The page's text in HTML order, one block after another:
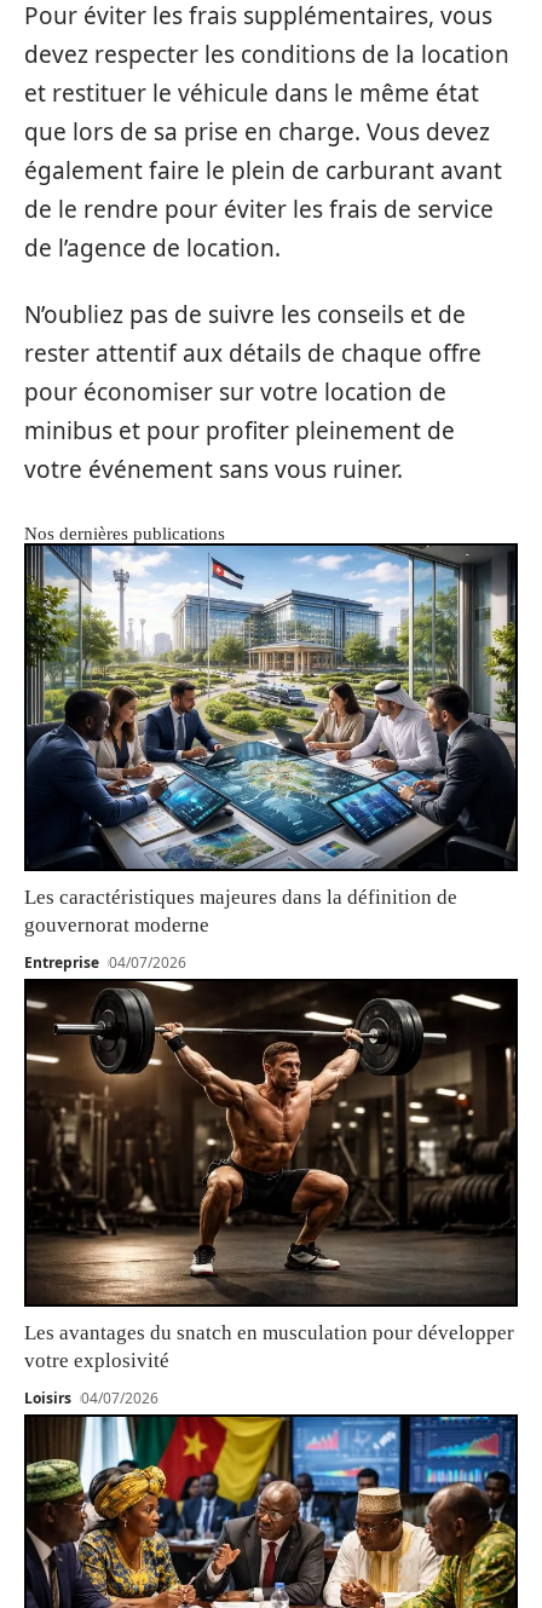
Pour éviter les frais supplémentaires, vous
devez respecter les conditions de la location
et restituer le véhicule dans le même état
que lors de sa prise en charge. Vous devez
également faire le plein de carburant avant
de le rendre pour éviter les frais de service
de l’agence de location.
N’oubliez pas de suivre les conseils et de
rester attentif aux détails de chaque offre
pour économiser sur votre location de
minibus et pour profiter pleinement de
votre événement sans vous ruiner.
Nos dernières publications
Les caractéristiques majeures dans la définition de
gouvernorat moderne
Entreprise 04/07/2026
Les avantages du snatch en musculation pour développer
votre explosivité
Loisirs 04/07/2026